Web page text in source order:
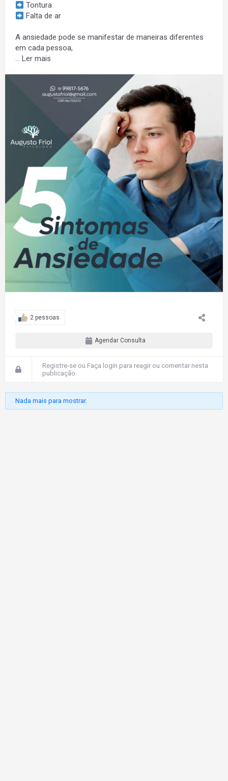
Tontura
Falta de ar
A ansiedade pode se manifestar de maneiras diferentes
em cada pessoa,
… Ler mais
2 pessoas
Agendar Consulta
Registre-se ou Faça login para reagir ou comentar nesta
publicação.
Nada mais para mostrar.